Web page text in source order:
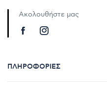
Ακολουθήστε μας
ΠΛΗΡΟΦΟΡΊΕΣ